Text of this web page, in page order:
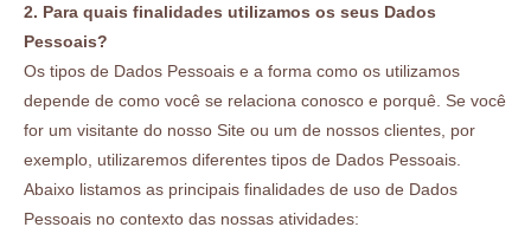
2. Para quais finalidades utilizamos os seus Dados
Pessoais?
Os tipos de Dados Pessoais e a forma como os utilizamos
depende de como você se relaciona conosco e porquê. Se você
for um visitante do nosso Site ou um de nossos clientes, por
exemplo, utilizaremos diferentes tipos de Dados Pessoais.
Abaixo listamos as principais finalidades de uso de Dados
Pessoais no contexto das nossas atividades: